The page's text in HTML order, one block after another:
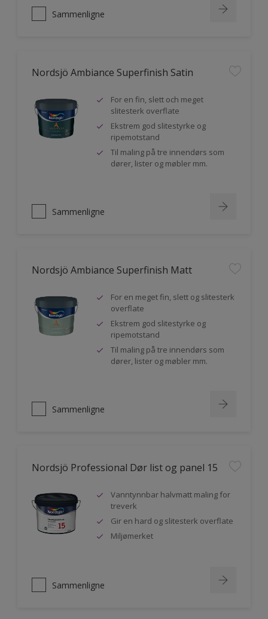
Sammenligne
Nordsjö Ambiance Superfinish Satin
For en fin, slett och meget
slitesterk overflate
Ekstrem god slitestyrke og
ripemotstand
Til maling på tre innendørs som
dører, lister og møbler mm.
Sammenligne
Nordsjö Ambiance Superfinish Matt
For en meget fin, slett og slitesterk
overflate
Ekstrem god slitestyrke og
ripemotstand
Til maling på tre innendørs som
dører, lister og møbler mm.
Sammenligne
Nordsjö Professional Dør list og panel 15
Vanntynnbar halvmatt maling for
treverk
Gir en hard og slitesterk overflate
Miljømerket
Sammenligne